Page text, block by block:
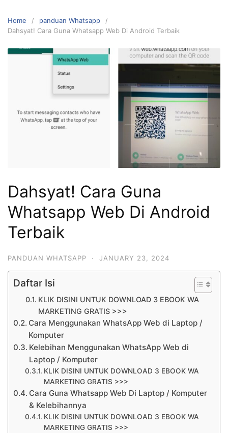
Home
panduan Whatsapp
Dahsyat! Cara Guna Whatsapp Web Di Android Terbaik
Dahsyat! Cara Guna
Whatsapp Web Di Android
Terbaik
PANDUAN WHATSAPP · JANUARY 23, 2024
Daftar Isi
KLIK DISINI UNTUK DOWNLOAD 3 EBOOK WA
MARKETING GRATIS >>>
Cara Menggunakan WhatsApp Web di Laptop /
Komputer
Kelebihan Menggunakan WhatsApp Web di
Laptop / Komputer
KLIK DISINI UNTUK DOWNLOAD 3 EBOOK WA
MARKETING GRATIS >>>
Cara Guna Whatsapp Web Di Laptop / Komputer
& Kelebihannya
KLIK DISINI UNTUK DOWNLOAD 3 EBOOK WA
MARKETING GRATIS >>>